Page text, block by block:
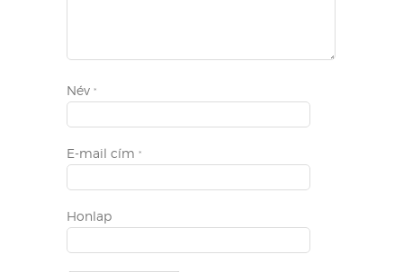
Név *
E-mail cím *
Honlap